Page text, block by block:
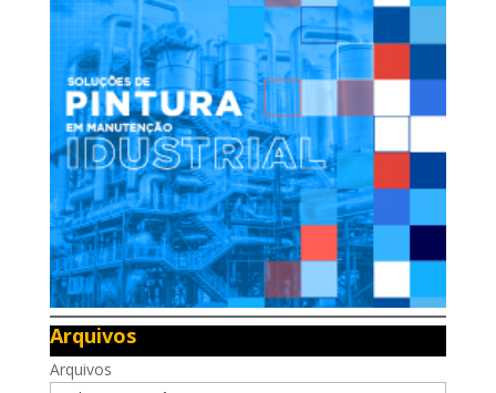
Arquivos
Arquivos